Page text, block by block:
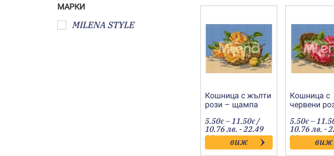
МАРКИ
MILENA STYLE
Кошница с жълти
рози – щампа
5.50€ –11.50€Price
range:
5.50€
through
11.50€
/
10.76 лв. - 22.49
лв. виж
Кошница с
червени
5.50€ –
10.76 лв. -
лв. виж